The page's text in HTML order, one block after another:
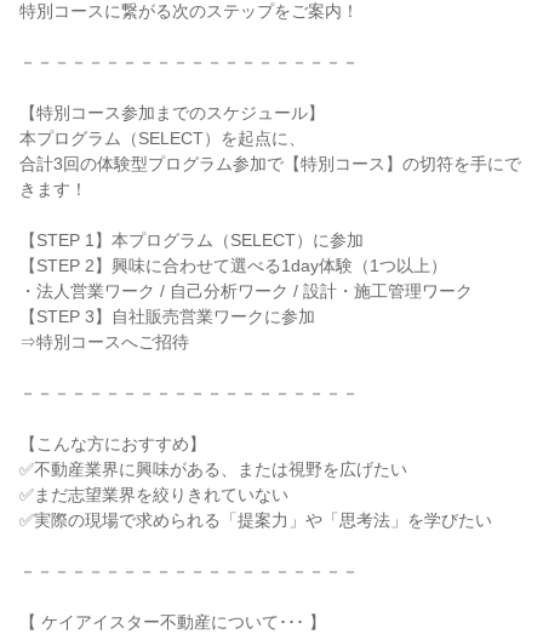
特別コースに繋がる次のステップをご案内！
－－－－－－－－－－－－－－－－－－－－
【特別コース参加までのスケジュール】
本プログラム（SELECT）を起点に、
合計3回の体験型プログラム参加で【特別コース】の切符を手にで
きます！
【STEP 1】本プログラム（SELECT）に参加
【STEP 2】興味に合わせて選べる1day体験（1つ以上）
・法人営業ワーク / 自己分析ワーク / 設計・施工管理ワーク
【STEP 3】自社販売営業ワークに参加
⇒特別コースへご招待
－－－－－－－－－－－－－－－－－－－－
【こんな方におすすめ】
✅不動産業界に興味がある、または視野を広げたい
✅まだ志望業界を絞りきれていない
✅実際の現場で求められる「提案力」や「思考法」を学びたい
－－－－－－－－－－－－－－－－－－－－
【 ケイアイスター不動産について･･･ 】